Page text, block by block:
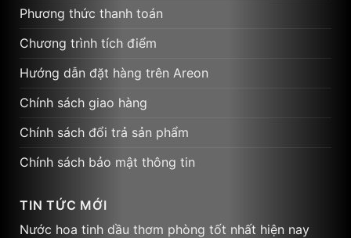
Phương thức thanh toán
Chương trình tích điểm
Hướng dẫn đặt hàng trên Areon
Chính sách giao hàng
Chính sách đổi trả sản phẩm
Chính sách bảo mật thông tin
TIN TỨC MỚI
Nước hoa tinh dầu thơm phòng tốt nhất hiện nay